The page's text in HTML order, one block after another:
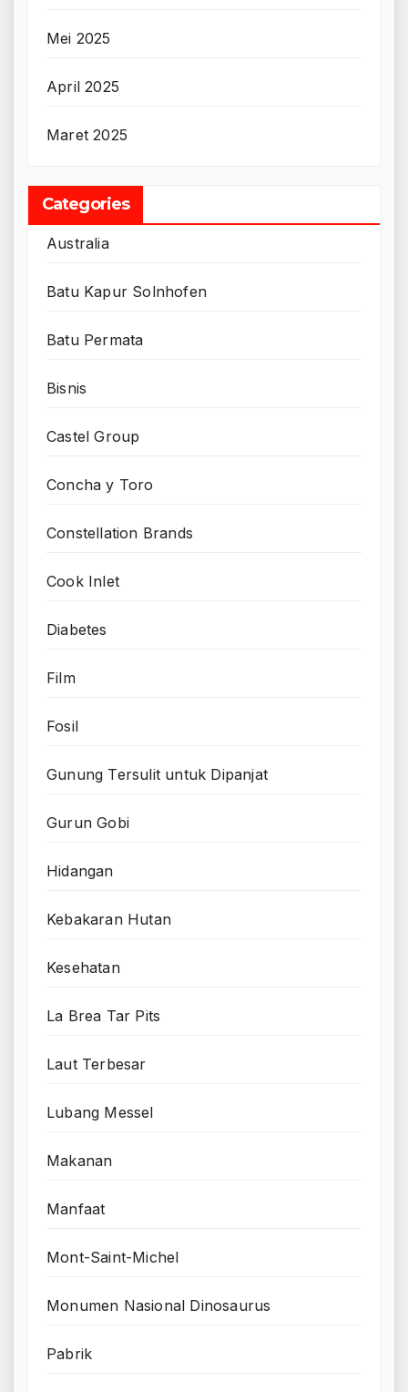
Mei 2025
April 2025
Maret 2025
Categories
Australia
Batu Kapur Solnhofen
Batu Permata
Bisnis
Castel Group
Concha y Toro
Constellation Brands
Cook Inlet
Diabetes
Film
Fosil
Gunung Tersulit untuk Dipanjat
Gurun Gobi
Hidangan
Kebakaran Hutan
Kesehatan
La Brea Tar Pits
Laut Terbesar
Lubang Messel
Makanan
Manfaat
Mont-Saint-Michel
Monumen Nasional Dinosaurus
Pabrik